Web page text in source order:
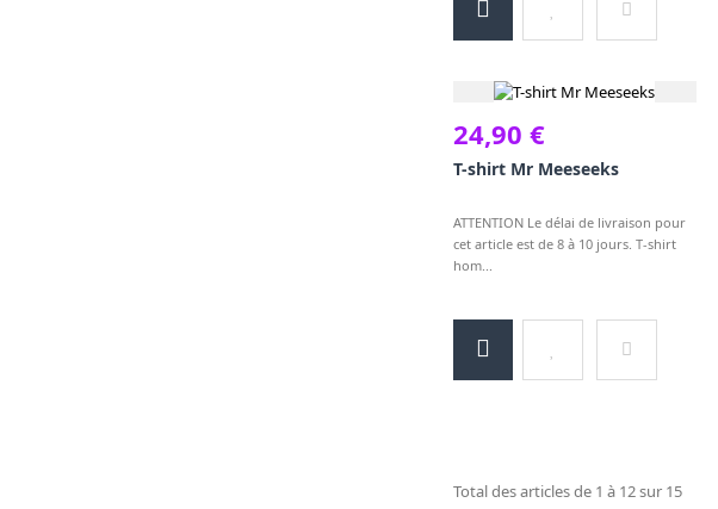
24,90 €
T-shirt Mr Meeseeks
ATTENTION Le délai de livraison pour
cet article est de 8 à 10 jours. T-shirt
hom...
Total des articles de 1 à 12sur 15